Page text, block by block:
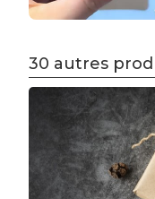
30 autres